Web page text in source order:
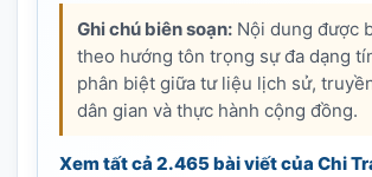
Ghi chú biên soạn: Nội dung được
theo hướng tôn trọng sự đa dạng
phân biệt giữa tư liệu lịch sử,
dân gian và thực hành cộng đồng.
Xem tất cả 2.465 bài viết của Chi